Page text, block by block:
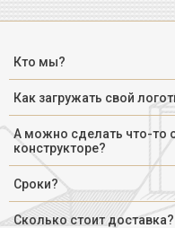
Кто мы?
Как загружать свой
А можно сделать что-то
конструкторе?
Сроки?
Сколько стоит доставка?